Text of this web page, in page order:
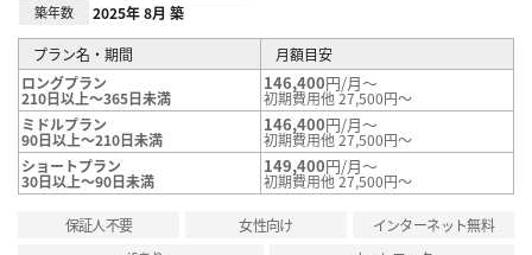
築年数 2025年 8月 築
プラン名・期間
月額目安
ロングプラン
210日以上～365日未満
146,400円/月～
初期費用他 27,500円～
ミドルプラン
90日以上～210日未満
146,400円/月～
初期費用他 27,500円～
ショートプラン
30日以上～90日未満
149,400円/月～
初期費用他 27,500円～
保証人不要 女性向け
インターネット無料